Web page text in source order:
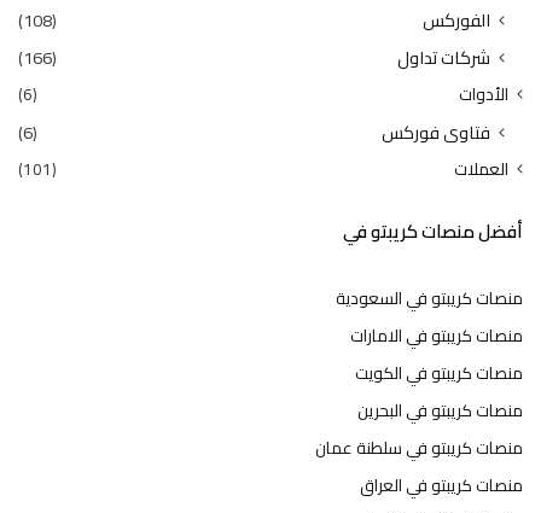
الفوركس
(108)
شركات تداول
(166)
الأدوات (6)
فتاوى فوركس (6)
العملات (101)
أفضل منصات كريبتو في
منصات كريبتو في السعودية
منصات كريبتو في الامارات
منصات كريبتو في الكويت
منصات كريبتو في البحرين
منصات كريبتو في سلطنة عمان
منصات كريبتو في العراق